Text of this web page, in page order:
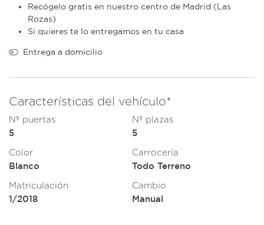
Recógelo gratis en nuestro centro de Madrid (Las
Rozas)
Si quieres te lo entregamos en tu casa
Entrega a domicilio
Características del vehículo*
Nº puertas
5
Nº plazas
5
Color
Blanco
Carrocería
Todo Terreno
Matriculación
1/2018
Cambio
Manual